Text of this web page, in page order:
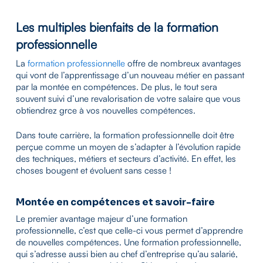
Les multiples bienfaits de la formation
professionnelle
La formation professionnelleoffre de nombreux avantages
qui vont de l’apprentissage d’un nouveau métier en passant
par la montée en compétences. De plus, le tout sera
souvent suivi d’une revalorisation de votre salaire que vous
obtiendrez grce à vos nouvelles compétences.
Dans toute carrière, la formation professionnelle doit être
perçue comme un moyen de s’adapter à l’évolution rapide
des techniques, métiers et secteurs d’activité. En effet, les
choses bougent et évoluent sans cesse !
Montée en compétences et savoir-faire
Le premier avantage majeur d’une formation
professionnelle, c’est que celle-ci vous permet d’apprendre
de nouvelles compétences. Une formation professionnelle,
qui s’adresse aussi bien au chef d’entreprise qu’au salarié,